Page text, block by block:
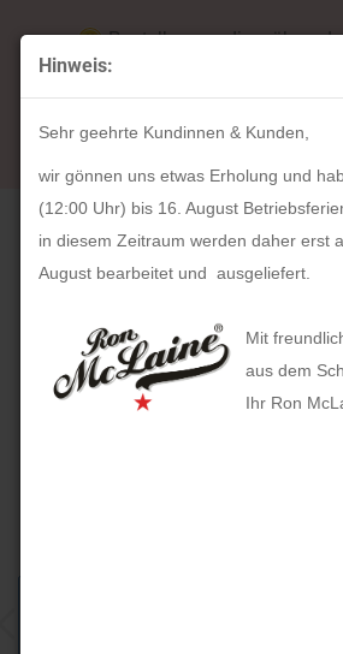
Hinweis:
Sehr geehrte Kundinnen & Kunden,
wir gönnen uns etwas Erholung und
(12:00 Uhr) bis 16. August
in diesem Zeitraum werden daher erst
August bearbeitet und ausgeliefert.
Mit
aus dem
Ihr Ron
Bestellungen die während
Betriebsferien (31. Juli ab 12:00
August) aufgegeben werden,
17. August bearbeitet und
« Erster « zurück weiter »
Letzter »
Artikel in dieser Kategorie
HOLZKERN Dolní (43mm)